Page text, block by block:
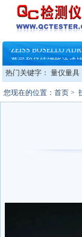
铸就AI服务器质量动
铸就AI服务器质量动脉
ZEISS BOSELLO
·蔡司和亿纬锂能达成
·大牌云集 买家升级
热门关键字： 量仪量具
您现在的位置： 首页 >